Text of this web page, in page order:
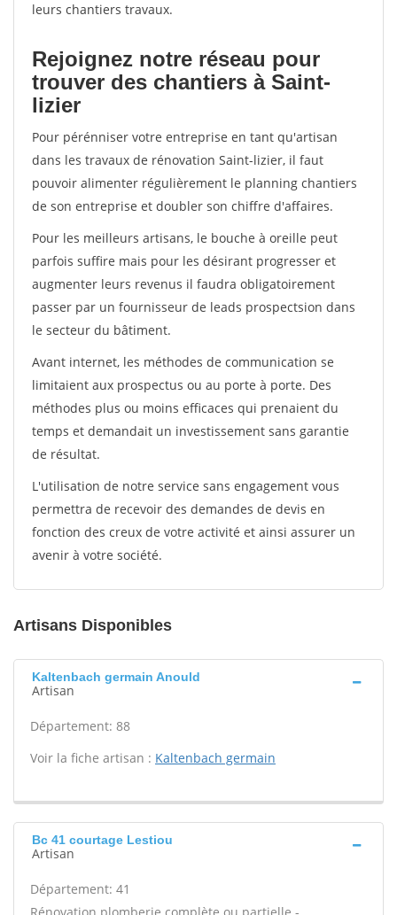
leurs chantiers travaux.
Rejoignez notre réseau pour
trouver des chantiers à Saint-
lizier
Pour pérénniser votre entreprise en tant qu'artisan
dans les travaux de rénovation Saint-lizier, il faut
pouvoir alimenter régulièrement le planning chantiers
de son entreprise et doubler son chiffre d'affaires.
Pour les meilleurs artisans, le bouche à oreille peut
parfois suffire mais pour les désirant progresser et
augmenter leurs revenus il faudra obligatoirement
passer par un fournisseur de leads prospectsion dans
le secteur du bâtiment.
Avant internet, les méthodes de communication se
limitaient aux prospectus ou au porte à porte. Des
méthodes plus ou moins efficaces qui prenaient du
temps et demandait un investissement sans garantie
de résultat.
L'utilisation de notre service sans engagement vous
permettra de recevoir des demandes de devis en
fonction des creux de votre activité et ainsi assurer un
avenir à votre société.
Artisans Disponibles
Kaltenbach germain Anould
Artisan
Département: 88
Voir la fiche artisan : Kaltenbach germain
Bc 41 courtage Lestiou
Artisan
Département: 41